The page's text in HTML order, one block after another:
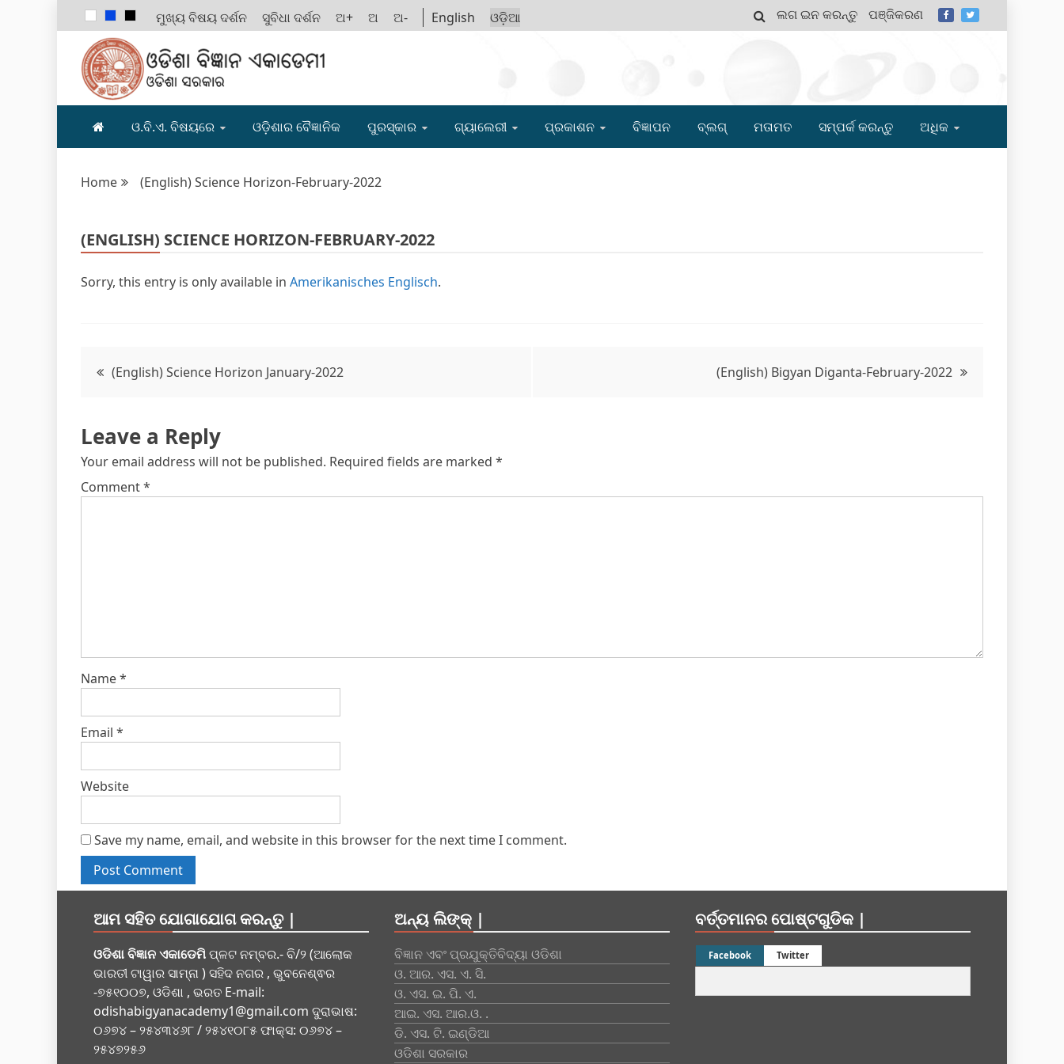
ମୁଖ୍ୟ ବିଷୟ ଦର୍ଶନ ସୁବିଧା ଦର୍ଶନ ଅ+ ଅ ଅ- English ଓଡ଼ିଆ ଲଗ ଇନ କରନ୍ତୁ ପଞ୍ଜିକରଣ
ODISHA BIGYAN ACADEMY
ଓ.ବି.ଏ. ବିଷୟରେ ଓଡ଼ିଶାର ବୈଜ୍ଞାନିକ ପୁରସ୍କାର ଗ୍ୟାଲେରୀ ପ୍ରକାଶନ ବିଜ୍ଞାପନ ବ୍ଲଗ୍ ମତାମତ ସମ୍ପର୍କ କରନ୍ତୁ ଅଧିକ
Home (English) Science Horizon-February-2022
(ENGLISH) SCIENCE HORIZON-FEBRUARY-2022
Sorry, this entry is only available in Amerikanisches Englisch.
Post
(English) Science Horizon January-2022 (English) Bigyan Diganta-February-2022
Leave a Reply
Your email address will not be published. Required fields are marked *
Comment*
Name*
Email *
Website
Save my name, email, and website in this browser for the next time I comment.
ଆମ ସହିତ ଯୋଗାଯୋଗ କରନ୍ତୁ |
ଓଡିଶା ବିଜ୍ଞାନ ଏକାଡେମିପ୍ଳଟ ନମ୍ବର.- ବି/୨ (ଆଲୋକ
ଭାରତୀ ଟାୱାର ସାମ୍ନା ) ସହିଦ ନଗର , ଭୁବନେଶ୍ଵର
-୭୫୧୦୦୭, ଓଡିଶା , ଭରତ E-mail:
odishabigyanacademy1@gmail.com ଦୁରାଭାଷ:
୦୬୭୪ – ୨୫୪୩୪୬୮ / ୨୫୪୧୦୮୫ ଫାକ୍ସ: ୦୬୭୪ –
୨୫୪୭୨୫୬
ଅନ୍ୟ ଲିଙ୍କ୍ |
ବିଜ୍ଞାନ ଏବଂ ପ୍ରଯୁକ୍ତିବିଦ୍ୟା ଓଡିଶା
ଓ. ଆର. ଏସ. ଏ. ସି.
ଓ. ଏସ. ଇ. ପି. ଏ.
ଆଇ. ଏସ. ଆର.ଓ. .
ଡି. ଏସ. ଟି. ଇଣ୍ଡିଆ
ଓଡିଶା ସରକାର
ବର୍ତ୍ତମାନର ପୋଷ୍ଟଗୁଡିକ |
Facebook Twitter